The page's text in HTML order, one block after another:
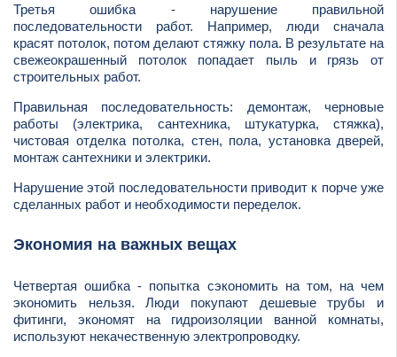
Третья ошибка - нарушение правильной
последовательности работ. Например, люди сначала
красят потолок, потом делают стяжку пола. В результате на
свежеокрашенный потолок попадает пыль и грязь от
строительных работ.
Правильная последовательность: демонтаж, черновые
работы (электрика, сантехника, штукатурка, стяжка),
чистовая отделка потолка, стен, пола, установка дверей,
монтаж сантехники и электрики.
Нарушение этой последовательности приводит к порче уже
сделанных работ и необходимости переделок.
Экономия на важных вещах
Четвертая ошибка - попытка сэкономить на том, на чем
экономить нельзя. Люди покупают дешевые трубы и
фитинги, экономят на гидроизоляции ванной комнаты,
используют некачественную электропроводку.